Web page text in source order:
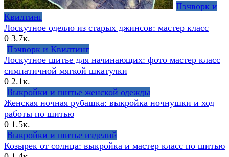
Пэчворк и
Квилтинг
Лоскутное одеяло из старых джинсов: мастер класс
0 3.7к.
Пэчворк и Квилтинг
Лоскутное шитье для начинающих: фото мастер класс
симпатичной мягкой шкатулки
0 2.1к.
Выкройки и шитье женской одежды
Женская ночная рубашка: выкройка ночнушки и ход
работы по шитью
0 1.5к.
Выкройки и шитье изделий
Козырек от солнца: выкройка и мастер класс по шитью